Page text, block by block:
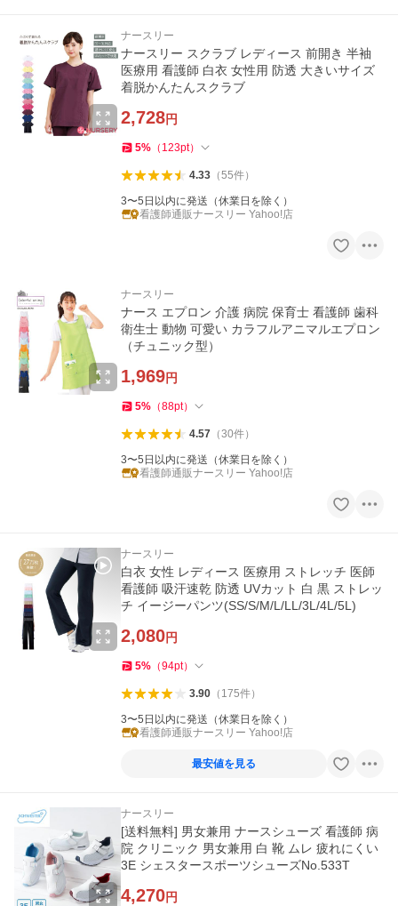
ナースリー
ナースリー スクラブ レディース 前開き 半袖
医療用 看護師 白衣 女性用 防透 大きいサイズ
着脱かんたんスクラブ
2,728円
5% （ 123pt）
4.33（55件）
3〜5日以内に発送（休業日を除く）
看護師通販ナースリー Yahoo!店
ナースリー
ナース エプロン 介護 病院 保育士 看護師 歯科
衛生士 動物 可愛い カラフルアニマルエプロン
（チュニック型）
1,969円
5% （88pt）
4.57（30件）
3〜5日以内に発送（休業日を除く）
看護師通販ナースリー Yahoo!店
ナースリー
白衣 女性 レディース 医療用 ストレッチ 医師
看護師 吸汗速乾 防透 UVカット 白 黒 ストレッ
チ イージーパンツ(SS/S/M/L/LL/3L/4L/5L)
2,080円
5% （94pt）
3.90（ 175件）
3〜5日以内に発送（休業日を除く）
看護師通販ナースリー Yahoo!店
最安値を見る
ナースリー
[送料無料] 男女兼用 ナースシューズ 看護師 病
院 クリニック 男女兼用 白 靴 ムレ 疲れにくい
3E シェスタースポーツシューズNo.533T
4,270円